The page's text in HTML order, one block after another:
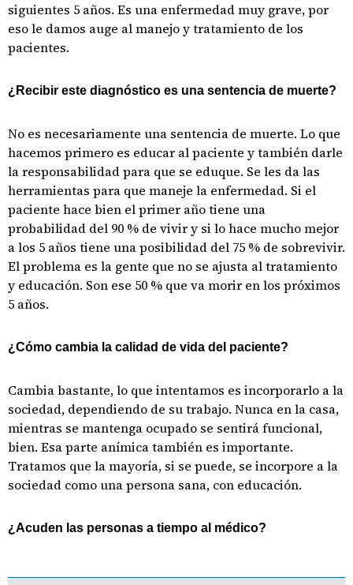
siguientes 5 años. Es una enfermedad muy grave, por
eso le damos auge al manejo y tratamiento de los
pacientes.
¿Recibir este diagnóstico es una sentencia de muerte?
No es necesariamente una sentencia de muerte. Lo que
hacemos primero es educar al paciente y también darle
la responsabilidad para que se eduque. Se les da las
herramientas para que maneje la enfermedad. Si el
paciente hace bien el primer año tiene una
probabilidad del 90 % de vivir y si lo hace mucho mejor
a los 5 años tiene una posibilidad del 75 % de sobrevivir.
El problema es la gente que no se ajusta al tratamiento
y educación. Son ese 50 % que va morir en los próximos
5 años.
¿Cómo cambia la calidad de vida del paciente?
Cambia bastante, lo que intentamos es incorporarlo a la
sociedad, dependiendo de su trabajo. Nunca en la casa,
mientras se mantenga ocupado se sentirá funcional,
bien. Esa parte anímica también es importante.
Tratamos que la mayoría, si se puede, se incorpore a la
sociedad como una persona sana, con educación.
¿Acuden las personas a tiempo al médico?